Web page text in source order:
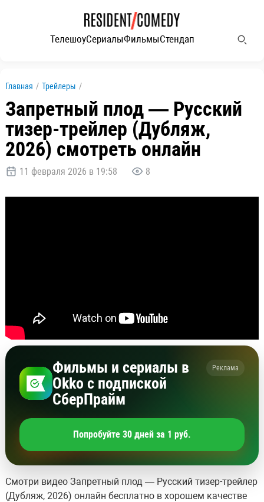
ТелешоуСериалыФильмыСтендап
Главная / Трейлеры /
Запретный плод — Русский
тизер-трейлер (Дубляж,
2026) смотреть онлайн
11 февраля 2026 в 19:58 8
Фильмы и сериалы в
Okko с подпиской
СберПрайм
Реклама
Попробуйте 30 дней за 1 руб.
Смотри видео Запретный плод — Русский тизер-трейлер
(Дубляж, 2026) онлайн бесплатно в хорошем качестве